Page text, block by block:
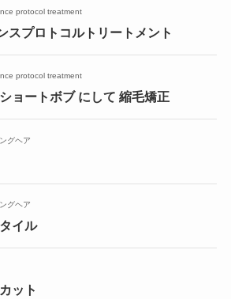
protocol treatment
スプロトコルトリートメント
protocol treatment
ョートボブ にして 縮毛矯正
グヘア
グヘア
イル
ット